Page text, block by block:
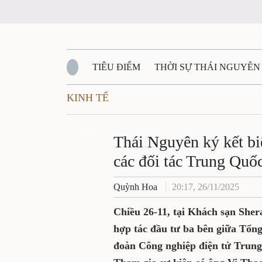
TIÊU ĐIỂM THỜI SỰ THÁI NGUYÊN
QUỐC PHÒNG - AN NINH
QUÊ HƯƠNG - ĐẤT NƯỚC QUỐC TẾ
VĂN
KINH TẾ
Thái Nguyên ký
đầu tư với các đối
Quỳnh Hoa 20:17, 26/11/2025
Chiều 26-11, tại Khách
bản ghi nhớ hợp tác đầu
thị Kinh Bắc - CTCP, Tập